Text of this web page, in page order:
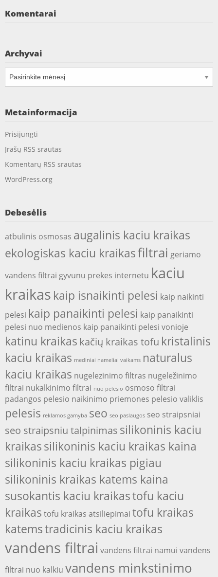
Komentarai
Archyvai
Archyvai
Metainformacija
Prisijungti
Įrašų RSS srautas
Komentarų RSS srautas
WordPress.org
Debesėlis
atbulinis osmosas augalinis kaciu kraikas
ekologiskas kaciu kraikasfiltrai geriamo
vandens filtrai gyvunu prekes internetu kaciu
kraikas kaip isnaikinti pelesi kaip naikinti
pelesi kaip panaikinti pelesi kaip panaikinti
pelesi nuo medienos kaip panaikinti pelesi vonioje
katinu kraikas kačių kraikas tofu kristalinis
kaciu kraikas mediniai nameliai vaikams naturalus
kaciu kraikas nugelezinimo filtras nugeležinimo
filtrai nukalkinimo filtrai nuo pelesio osmoso filtrai
padangos pelesio naikinimo priemones pelesio valiklis
pelesis reklamos gamyba seo seo paslaugos seo straipsniai
seo straipsniu talpinimas silikoninis kaciu
kraikassilikoninis kaciu kraikas kaina
silikoninis kaciu kraikas pigiau
silikoninis kraikas katems kaina
susokantis kaciu kraikastofu kaciu
kraikas tofu kraikas atsiliepimai tofu kraikas
katemstradicinis kaciu kraikas
vandens filtrai vandens filtrai namui vandens
filtrai nuo kalkiu vandens minkstinimo